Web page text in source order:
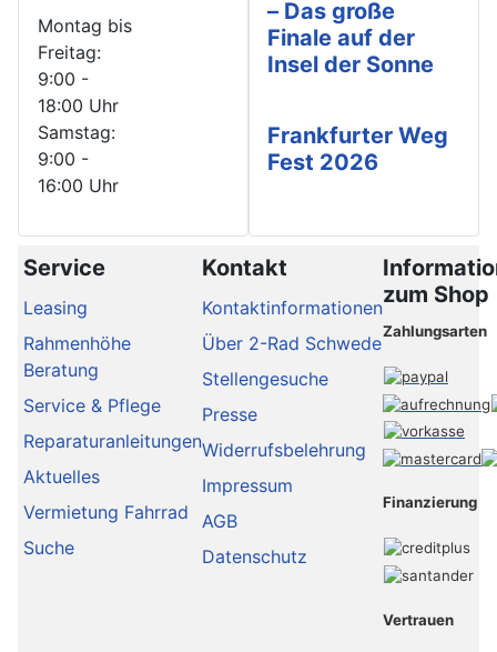
Montag bis
Freitag:
9:00 -
18:00 Uhr
Samstag:
9:00 -
16:00 Uhr
– Das große
Finale auf der
Insel der Sonne
Frankfurter Weg
Fest 2026
Service
Leasing
Rahmenhöhe
Beratung
Service & Pflege
Reparaturanleitungen
Aktuelles
Vermietung Fahrrad
Suche
Kontakt
Kontaktinformationen
Über 2-Rad Schwede
Stellengesuche
Presse
Widerrufsbelehrung
Impressum
AGB
Datenschutz
zum Shop
Zahlungsarten
Finanzierung
Vertrauen